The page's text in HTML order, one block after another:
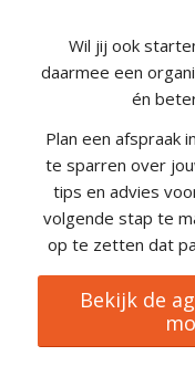
Wil jij ook
daarmee een
én
Plan een afspraak
te sparren over
tips en advies
volgende stap te
op te zetten dat
Bekijk de